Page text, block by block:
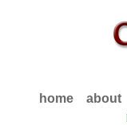
home about